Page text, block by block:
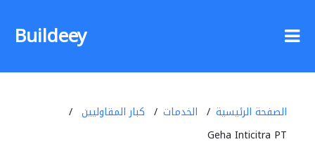
Buildeey
الصفحة الرئيسية الخدمات
كبار المقاوليين
Geha Inticitra PT